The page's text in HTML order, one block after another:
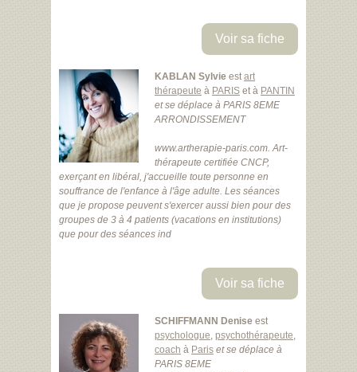
Voir sa fiche
KABLAN Sylvie estart
thérapeute à PARIS et à PANTIN
et se déplace à PARIS 8EME
ARRONDISSEMENT
www.artherapie-paris.com. Art-
thérapeute certifiée CNCP,
exerçant en libéral, j'accueille toute personne en
souffrance de l'enfance à l'âge adulte. Les séances
que je propose peuvent s'exercer aussi bien pour des
groupes de 3 à 4 patients (vacations en institutions)
que pour des séances ind
Voir sa fiche
SCHIFFMANN Denise est
psychologue, psychothérapeute,
coach à Paris et se déplace à
PARIS 8EME